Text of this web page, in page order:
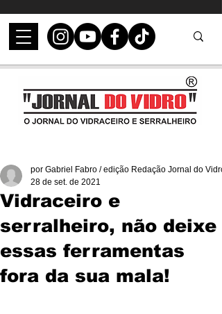
Vidraceiro e
serralheiro, não deixe
essas ferramentas
fora da sua mala!
por Gabriel Fabro / edição Redação Jornal do Vidro
28 de set. de 2021